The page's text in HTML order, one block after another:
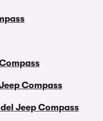
Compass
Jeep Compass